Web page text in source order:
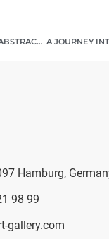
FIGURATUM DURCH ABSTRACTUM I 2021
Hamburg,
98 99
gallery.com